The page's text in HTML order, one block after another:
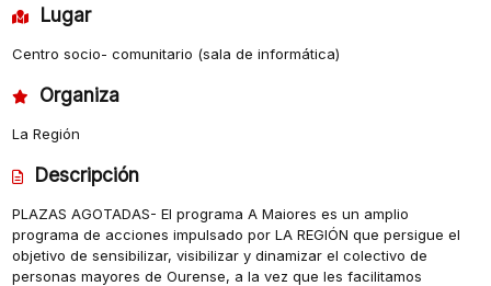
Lugar
Centro socio- comunitario (sala de informática)
Organiza
La Región
Descripción
PLAZAS AGOTADAS- El programa A Maiores es un amplio
programa de acciones impulsado por LA REGIÓN que persigue el
objetivo de sensibilizar, visibilizar y dinamizar el colectivo de
personas mayores de Ourense, a la vez que les facilitamos